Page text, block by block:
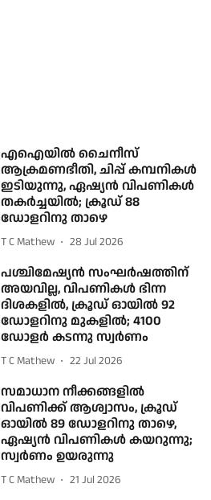
എഐയില്‍ ചൈനീസ്
ആക്രമണഭീതി, ചിപ്പ് കമ്പനികള്‍
ഇടിയുന്നു, ഏഷ്യന്‍ വിപണികള്‍
തകര്‍ച്ചയില്‍; ക്രൂഡ് 88
ഡോളറിനു താഴെ
T C Mathew 28 Jul 2026
പശ്ചിമേഷ്യന്‍ സംഘര്‍ഷത്തിന്
അയവില്ല, വിപണികള്‍ ഭിന്ന
ദിശകളില്‍, ക്രൂഡ് ഓയില്‍ 92
ഡോളറിനു മുകളില്‍; 4100
ഡോളര്‍ കടന്നു സ്വര്‍ണം
T C Mathew 22 Jul 2026
സമാധാന നീക്കങ്ങളില്‍
വിപണിക്ക് ആശ്വാസം, ക്രൂഡ്
ഓയില്‍ 89 ഡോളറിനു താഴെ,
ഏഷ്യന്‍ വിപണികള്‍ കയറുന്നു;
സ്വര്‍ണം ഉയരുന്നു
T C Mathew 21 Jul 2026